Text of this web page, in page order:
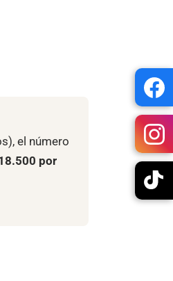
el número
por